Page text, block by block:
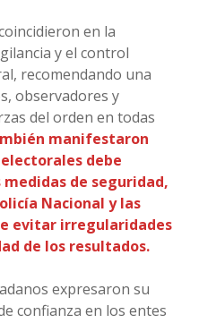
en la
y el control
recomendando una
observadores y
del orden en todas
manifestaron
debe
de seguridad,
Nacional y las
evitar irregularidades
de los resultados.
expresaron su
confianza en los entes